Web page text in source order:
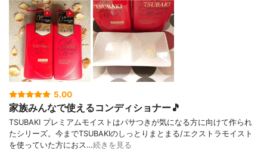
5.00
家族みんなで使えるコンディショナー🎵
TSUBAKI プレミアムモイストはパサつきが気になる方に向けて作られ
たシリーズ。今までTSUBAKIのしっとりまとまる/エクストラモイスト
を使っていた方におス…続きを見る